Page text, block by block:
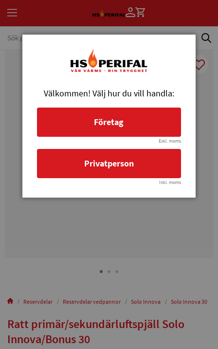
Reservdelar Reservdelar vedpannor Solo Innova Solo Innova 30
Ratt primär/sekundärluftspjäll Solo
Innova/Bonus 30
Välkommen! Välj hur du vill handla:
Företag
Exkl. moms
Privatperson
Inkl. moms